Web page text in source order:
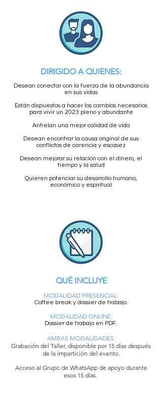
DIRIGIDO A QUIENES:
Desean conectar con la fuerza de la abundancia
en sus vidas
Están dispuestos a hacer los cambios necesarios
para vivir un 2023 pleno y abundante
Anhelan una mejor calidad de vida
Desean encontrar la causa original de sus
conflictos de carencia y escasez
Desean mejorar su relación con el dinero, el
tiempo y la salud
Quieren potenciar su desarrollo humano,
económico y espiritual
QUÉ INCLUYE
MODALIDAD PRESENCIAL:
Coffee break y dossier de trabajo.
MODALIDAD ONLINE:
Dossier de trabajo en PDF.
AMBAS MODALIDADES:
Grabación del Taller, disponible por 15 días después
de la impartición del evento.
Acceso al Grupo de WhatsApp de apoyo durante
esos 15 días.